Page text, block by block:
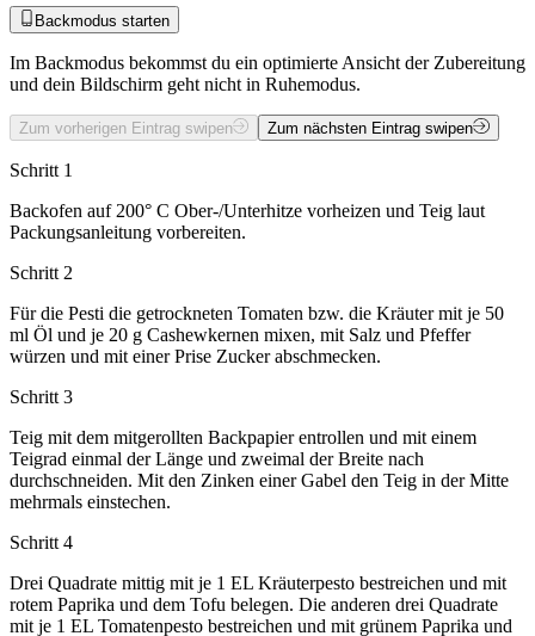
Backmodus starten
Im Backmodus bekommst du ein optimierte Ansicht der Zubereitung
und dein Bildschirm geht nicht in Ruhemodus.
Zum vorherigen Eintrag swipen Zum nächsten Eintrag swipen
Schritt 1
Backofen auf 200° C Ober-/Unterhitze vorheizen und Teig laut
Packungsanleitung vorbereiten.
Schritt 2
Für die Pesti die getrockneten Tomaten bzw. die Kräuter mit je 50
ml Öl und je 20 g Cashewkernen mixen, mit Salz und Pfeffer
würzen und mit einer Prise Zucker abschmecken.
Schritt 3
Teig mit dem mitgerollten Backpapier entrollen und mit einem
Teigrad einmal der Länge und zweimal der Breite nach
durchschneiden. Mit den Zinken einer Gabel den Teig in der Mitte
mehrmals einstechen.
Schritt 4
Drei Quadrate mittig mit je 1 EL Kräuterpesto bestreichen und mit
rotem Paprika und dem Tofu belegen. Die anderen drei Quadrate
mit je 1 EL Tomatenpesto bestreichen und mit grünem Paprika und